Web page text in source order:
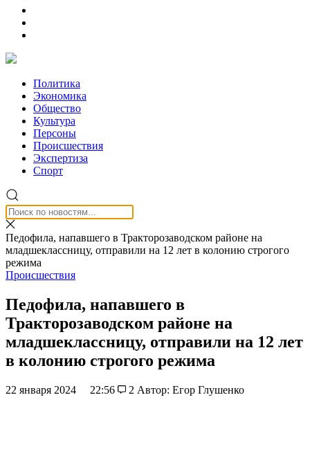
Политика
Экономика
Общество
Культура
Персоны
Происшествия
Экспертиза
Спорт
Педофила, напавшего в Тракторозаводском районе на
младшеклассницу, отправили на 12 лет в колонию строгого
режима
Происшествия
Педофила, напавшего в
Тракторозаводском районе на
младшеклассницу, отправили на 12 лет
в колонию строгого режима
22 января 2024 22:56 2 Автор: Егор Глушенко